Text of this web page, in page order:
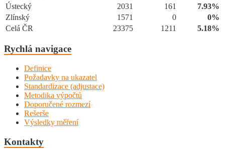
Ústecký
2031 161
7.93%
Zlínský
1571 0
0%
Celá ČR
23375 1211 5.18%
Rychlá navigace
Definice
Požadavky na ukazatel
Standardizace (adjustace)
Metodika výpočtů
Doporučené rozmezí
Rešerše
Výsledky měření
Kontakty